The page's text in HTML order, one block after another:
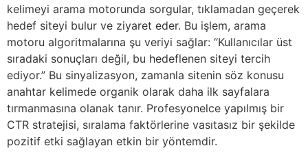
kelimeyi arama motorunda sorgular, tıklamadan geçerek
hedef siteyi bulur ve ziyaret eder. Bu işlem, arama
motoru algoritmalarına şu veriyi sağlar: “Kullanıcılar üst
sıradaki sonuçları değil, bu hedeflenen siteyi tercih
ediyor.” Bu sinyalizasyon, zamanla sitenin söz konusu
anahtar kelimede organik olarak daha ilk sayfalara
tırmanmasına olanak tanır. Profesyonelce yapılmış bir
CTR stratejisi, sıralama faktörlerine vasıtasız bir şekilde
pozitif etki sağlayan etkin bir yöntemdir.